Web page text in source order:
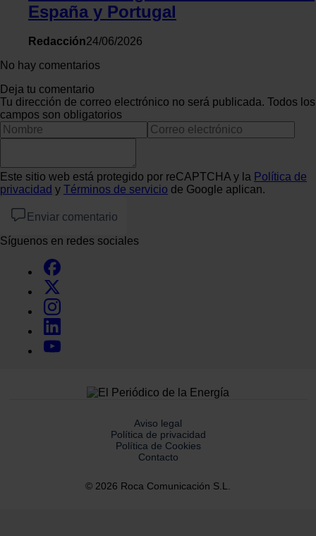
España y Portugal
Redacción24/06/2026
No hay comentarios
Deja tu comentario
Tu dirección de correo electrónico no será publicada. Todos los
campos son obligatorios
Este sitio web está protegido por reCAPTCHA y la Política de
privacidad y Términos de servicio de Google aplican.
Enviar comentario
Síguenos en redes sociales
Aviso legal
Política de privacidad
Política de Cookies
Contacto
© 2026 Roca Comunicación S.L.